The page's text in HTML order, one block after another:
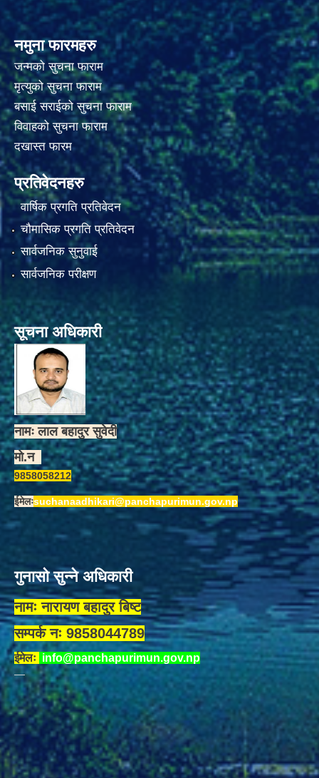
नमुना फारमहरु
जन्मको सुचना फाराम
मृत्युको सुचना फाराम
बसाई सराईको सुचना फाराम
विवाहको सुचना फाराम
दखास्त फारम
प्रतिवेदनहरु
वार्षिक प्रगति प्रतिवेदन
चौमासिक प्रगति प्रतिवेदन
सार्वजनिक सुनुवाई
सार्वजनिक परीक्षण
सूचना अधिकारी
नामः लाल बहादुर सुवेदी
मो.न
9858058212
ईमेलःsuchanaadhikari@panchapurimun.gov.np
गुनासो सुन्ने अधिकारी
नामः नारायण बहादुर बिष्ट
सम्पर्क नः 9858044789
ईमेलः info@panchapurimun.gov.np